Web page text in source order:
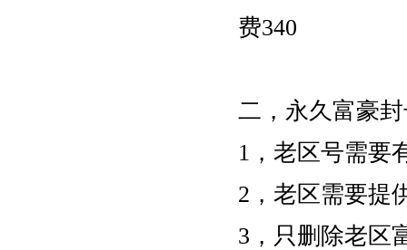
费340
二，永久富豪
1，老区号需要
2，老区需要提
3，只删除老区